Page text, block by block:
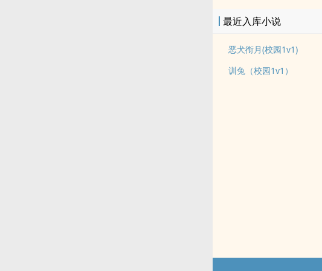
最近入库小说
恶犬衔月(校园1v1)
训兔（校园1v1）